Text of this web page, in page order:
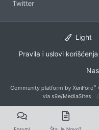
Twitter
Light
Pravila i uslovi korišćenja
Community platform by XenForo®
via s9e/MediaSites